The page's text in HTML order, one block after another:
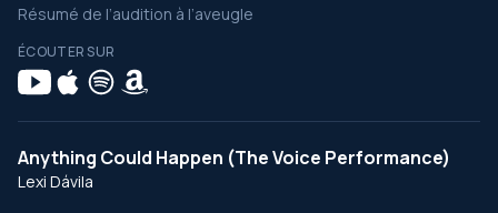
Résumé de l’audition à l’aveugle
ÉCOUTER SUR
Anything Could Happen (The Voice Performance)
Lexi Dávila